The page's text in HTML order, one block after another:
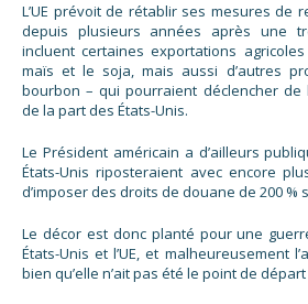
L’UE prévoit de rétablir ses mesures de
depuis plusieurs années après une
incluent certaines exportations
maïs et le soja, mais aussi d’autres
bourbon – qui pourraient déclencher de
de la part des États-Unis.
Le Président américain a d’ailleurs
États-Unis riposteraient avec encore
d’imposer des droits de douane de 200 %
Le décor est donc planté pour une
États-Unis et l’UE, et malheureusement
bien qu’elle n’ait pas été le point de